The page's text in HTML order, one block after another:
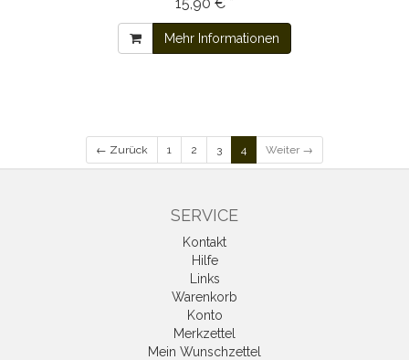
Mehr Informationen
← Zurück 1 2 3 4 Weiter →
SERVICE
Kontakt
Hilfe
Links
Warenkorb
Konto
Merkzettel
Mein Wunschzettel